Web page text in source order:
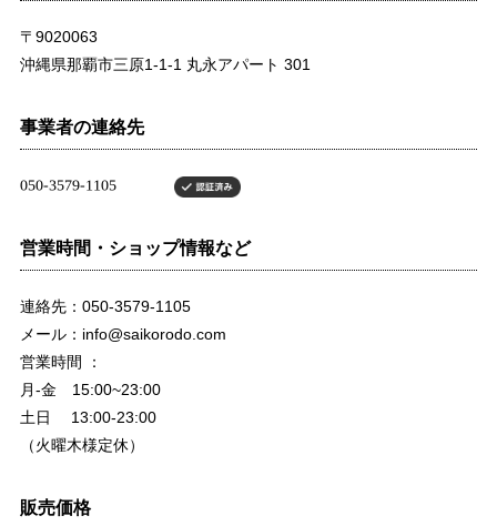
〒9020063
沖縄県那覇市三原1-1-1 丸永アパート 301
事業者の連絡先
営業時間・ショップ情報など
連絡先：050-3579-1105
メール： info@saikorodo.com
営業時間 ：
月-金 15:00~23:00
土日 13:00-23:00
（火曜木様定休）
販売価格